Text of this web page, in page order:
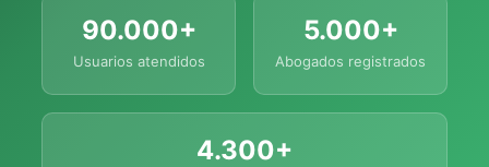
90.000+
Usuarios atendidos
5.000+
Abogados registrados
4.300+